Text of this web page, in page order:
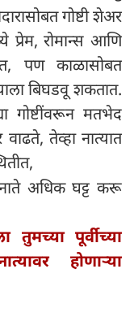
गोष्टी शेअर
प्रेम, रोमान्स आणि
पण काळासोबत
बिघडवू शकतात.
गोष्टींवरून मतभेद
तेव्हा नात्यात
अधिक घट्ट करू
तुमच्या पूर्वीच्या
होणाऱ्या